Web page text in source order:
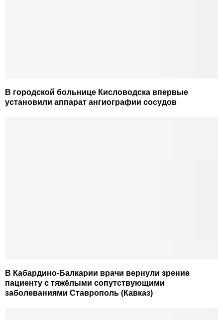
В городской больнице Кисловодска впервые
установили аппарат ангиографии сосудов
В Кабардино-Балкарии врачи вернули зрение
пациенту с тяжёлыми сопутствующими
заболеваниями Ставрополь (Кавказ)